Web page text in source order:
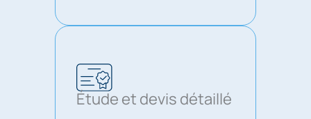
Étude et devis détaillé